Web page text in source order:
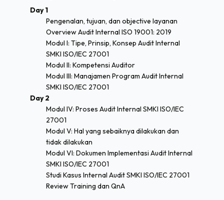
Day 1
Pengenalan, tujuan, dan objective layanan
Overview Audit Internal ISO 19001: 2019
Modul I: Tipe, Prinsip, Konsep Audit Internal
SMKI ISO/IEC 27001
Modul II: Kompetensi Auditor
Modul III: Manajamen Program Audit Internal
SMKI ISO/IEC 27001
Day 2
Modul IV: Proses Audit Internal SMKI ISO/IEC
27001
Modul V: Hal yang sebaiknya dilakukan dan
tidak dilakukan
Modul VI: Dokumen Implementasi Audit Internal
SMKI ISO/IEC 27001
Studi Kasus Internal Audit SMKI ISO/IEC 27001
Review Training dan QnA